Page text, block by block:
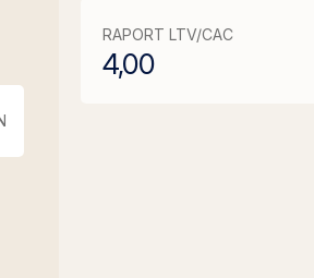
RAPORT LTV/CAC
4,00